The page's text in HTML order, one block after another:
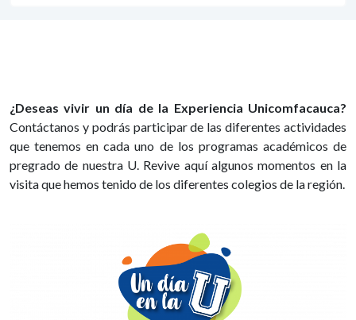
¿Deseas vivir un día de la Experiencia Unicomfacauca?
Contáctanos y podrás participar de las diferentes actividades
que tenemos en cada uno de los programas académicos de
pregrado de nuestra U. Revive aquí algunos momentos en la
visita que hemos tenido de los diferentes colegios de la región.